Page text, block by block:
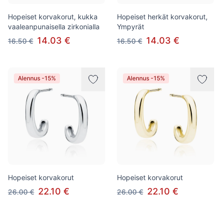
Hopeiset korvakorut, kukka
vaaleanpunaisella zirkonialla
16.50 € 14.03 €
Hopeiset herkät korvakorut,
Ympyrät
16.50 € 14.03 €
Alennus -15%
Hopeiset korvakorut
26.00 € 22.10 €
Alennus -15%
Hopeiset korvakorut
26.00 € 22.10 €